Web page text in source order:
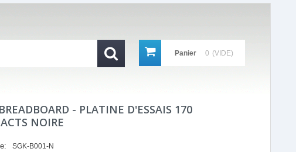
Panier 0 (VIDE)
- PLATINE D'ESSAIS 170
NOIRE
SGK-B001-N